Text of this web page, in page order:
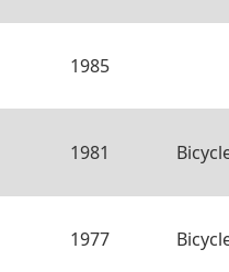
1985
1981
1977